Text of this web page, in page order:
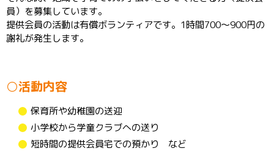
員）を募集しています。
提供会員の活動は有償ボランティアです。1時間700～900円の
謝礼が発生します。
○活動内容
保育所や幼稚園の送迎
小学校から学童クラブへの送り
短時間の提供会員宅での預かり など